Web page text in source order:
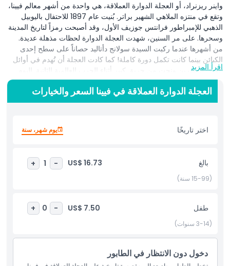
واينر ريزنراد، أو العجلة الدوارة العملاقة، هي واحدة من أشهر معالم فيينا،
وتقع في منتزه الملاهي الشهير براتر. بُنيت عام 1897 للاحتفال باليوبيل
الذهبي للإمبراطور فرانتس جوزيف الأول، وقد أصبحت رمزاً لتاريخ المدينة
وسحرها. على مر السنين، شهدت العجلة الدوارة لحظات مذهلة عديدة.
من أشهرها عندما ركبت السيدة سولانج دأتاليد حصاناً على سطح إحدى
الكبائن بينما كانت تكمل دورة كاملة! كما كادت العجلة أن تُهدم في أوائل
القرن العشرين ونجت من حريق كبير أثناء الحرب العالمية الثانية. اليوم
تقف واينر ريزنراد رمزاً للصمود والتقاليد. ركوبها يقدم أكثر من مجرد
متعة؛ إنه رحلة عبر التاريخ مع إطلالات خلّابة على فيينا من ارتفاع يزيد عن
64 متراً. من القمة، يمكنك رؤية معالم رئيسية مثل نهر الدانوب، وقصر
مجرد منظر جميل للمدينة، فإن واينر ريزنراد توفر تجربة فريدة ولا تُنسى
لزوار من جميع الأعمار.
أبرز المعالم
سياسة الأطفال والبالغين
ما يجب معرفته
اقرأ المزيد
العجلة الدوارة العملاقة في فيينا السعر والخيارات
اختر تاريخًا يوم شهر، سنة
بالغ US$ 16.73
-
1
+
(15-99 سنة)
طفل US$ 7.50
-
0
+
(3-14 سنوات)
دخول دون الانتظار في الطابور